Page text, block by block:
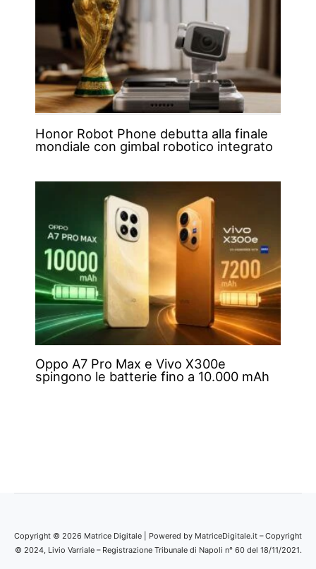
Honor Robot Phone debutta alla finale
mondiale con gimbal robotico integrato
Oppo A7 Pro Max e Vivo X300e
spingono le batterie fino a 10.000 mAh
Copyright © 2026 Matrice Digitale | Powered by MatriceDigitale.it – Copyright
© 2024, Livio Varriale – Registrazione Tribunale di Napoli n° 60 del 18/11/2021.